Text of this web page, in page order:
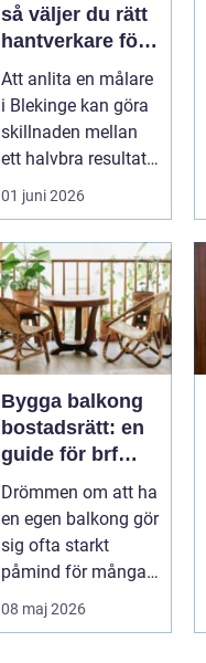
så väljer du rätt
hantverkare för
ditt projekt
Att anlita en målare
i Blekinge kan göra
skillnaden mellan
ett halvbra resultat
och ett hem eller
en...
01 juni 2026
Bygga balkong
bostadsrätt: en
guide för brf
medlemmar
Drömmen om att ha
en egen balkong gör
sig ofta starkt
påmind för många
08 maj 2026